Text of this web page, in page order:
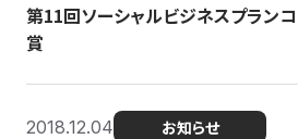
第11回ソーシャルビジネスプラン
賞
2018.12.04 お知らせ